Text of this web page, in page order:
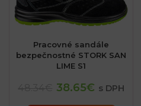
Pracovné sandále
bezpečnostné STORK SAN
LIME S1
38.65€ s DPH